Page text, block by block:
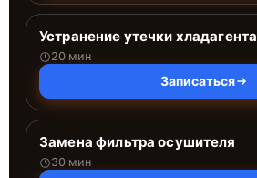
Устранение утечки хладагента
20 мин
Записаться
Замена фильтра осушителя
30 мин